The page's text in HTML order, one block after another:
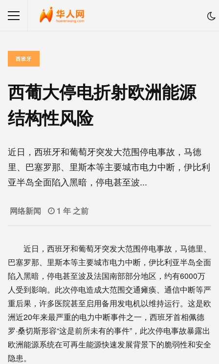
西班牙
西葡大停电折射欧洲能源
结构性风险
近日，西班牙和葡萄牙突发大范围停电事故，马德
里、巴塞罗那、里斯本等主要城市电力中断，伊比利
亚半岛全面陷入黑暗，停电甚至波...
网络新闻 1 年 之前
近日，西班牙和葡萄牙突发大范围停电事故，马德里、
巴塞罗那、里斯本等主要城市电力中断，伊比利亚半岛全面
陷入黑暗，停电甚至波及法国南部部分地区，约有6000万
人受到影响。此次停电造成大范围交通瘫痪、通信中断等严
重后果，许多医院甚至启用备用发电机以维持运行。这是欧
洲近20年来最严重的电力中断事件之一，西班牙首相佩德
罗·桑切斯形容“这是前所未有的事件”，此次停电事故暴露出
欧洲能源系统在可再生能源快速发展背景下的脆弱性和安全
隐患。